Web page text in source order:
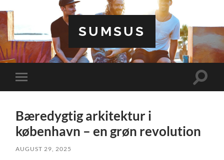
SUMSUS
Toggle
mobile
Toggle
Bæredygtig arkitektur i
københavn – en grøn revolution
AUGUST 29, 2025